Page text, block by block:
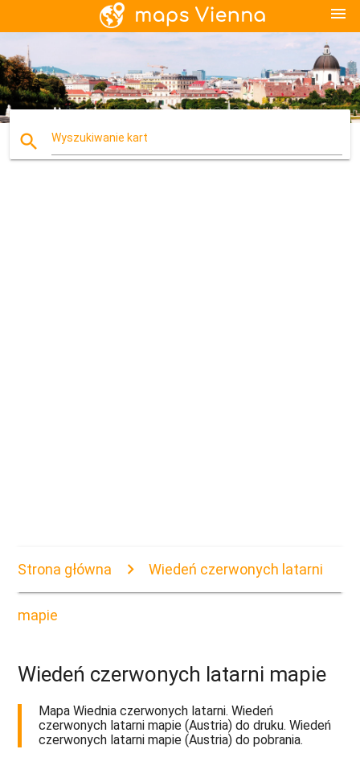
menu
search Wyszukiwanie kart
Strona główna Wiedeń czerwonych latarni
mapie
Wiedeń czerwonych latarni mapie
Mapa Wiednia czerwonych latarni. Wiedeń
czerwonych latarni mapie (Austria) do druku. Wiedeń
czerwonych latarni mapie (Austria) do pobrania.